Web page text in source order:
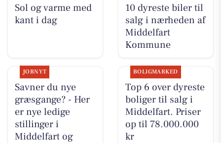
Sol og varme med
kant i dag
10 dyreste biler til
salg i nærheden af
Middelfart
Kommune
JOBNYT
Savner du nye
græsgange? - Her
er nye ledige
stillinger i
Middelfart og
BOLIGMARKED
Top 6 over dyreste
boliger til salg i
Middelfart. Priser
op til 78.000.000
kr